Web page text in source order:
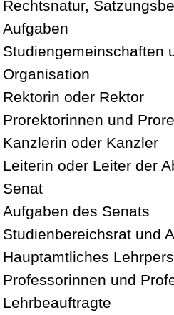
Rechtsnatur,
Aufgaben
Studiengemeinschaften
Organisation
Rektorin oder Rektor
Prorektorinnen und
Kanzlerin oder Kanzler
Leiterin oder Leiter der
Senat
Aufgaben des Senats
Studienbereichsrat und
Hauptamtliches
Professorinnen und
Lehrbeauftragte